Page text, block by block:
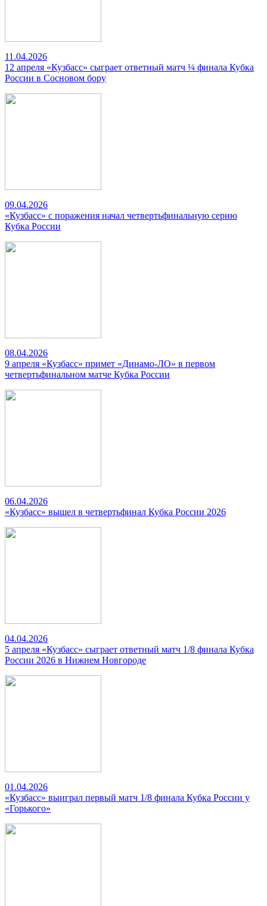
11.04.2026
12 апреля «Кузбасс» сыграет ответный матч ¼ финала Кубка
России в Сосновом бору
09.04.2026
«Кузбасс» с поражения начал четвертьфинальную серию
Кубка России
08.04.2026
9 апреля «Кузбасс» примет «Динамо-ЛО» в первом
четвертьфинальном матче Кубка России
06.04.2026
«Кузбасс» вышел в четвертьфинал Кубка России 2026
04.04.2026
5 апреля «Кузбасс» сыграет ответный матч 1/8 финала Кубка
России 2026 в Нижнем Новгороде
01.04.2026
«Кузбасс» выиграл первый матч 1/8 финала Кубка России у
«Горького»